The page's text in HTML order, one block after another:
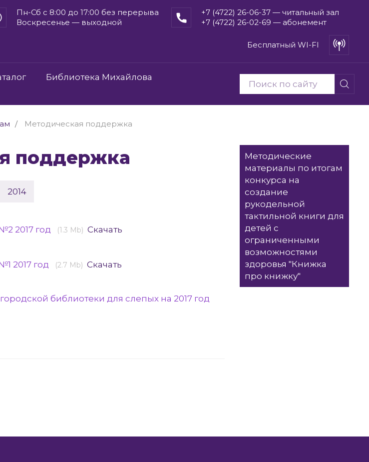
Пн-Сб с 8:00 до 17:00 без перерыва
Воскресенье — выходной
+7 (4722) 26-06-37 — читальный зал
+7 (4722) 26-02-69 — абонемент
Бесплатный WI-FI
Библиотека Михайлова
Методическая поддержка
поддержка
2014
2017 год (1.3 Mb) Скачать
2017 год (2.7 Mb) Скачать
библиотеки для слепых на 2017 год
Методические
материалы по итогам
конкурса на
создание
рукодельной
тактильной книги для
детей с
ограниченными
возможностями
здоровья "Книжка
про книжку"